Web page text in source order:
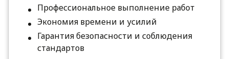
Профессиональное выполнение работ
Экономия времени и усилий
Гарантия безопасности и соблюдения
стандартов